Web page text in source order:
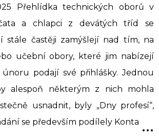
Přehlídka technických oborů v
a chlapci z devátých tříd se
stále častěji zamýšlejí nad tím, na
učební obory, které jim nabízejí
podají své přihlášky. Jednou
alespoň některým z nich mohla
usnadnit, byly „Dny profesí“,
se především podílely Konta ...